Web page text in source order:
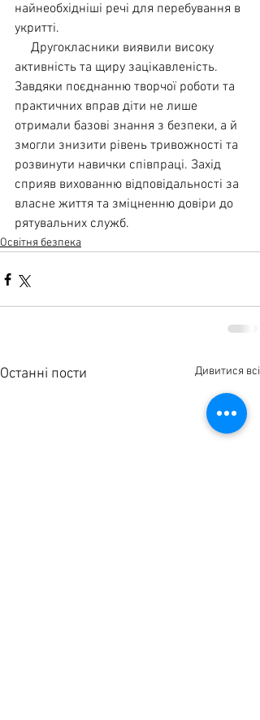
найнеобхідніші речі для перебування в
укритті.
активність та щиру зацікавленість.
Завдяки поєднанню творчої роботи та
практичних вправ діти не лише
отримали базові знання з безпеки, а й
змогли знизити рівень тривожності та
розвинути навички співпраці. Захід
сприяв вихованню відповідальності за
власне життя та зміцненню довіри до
рятувальних служб.
Освітня безпека
Останні пости Дивитися всі